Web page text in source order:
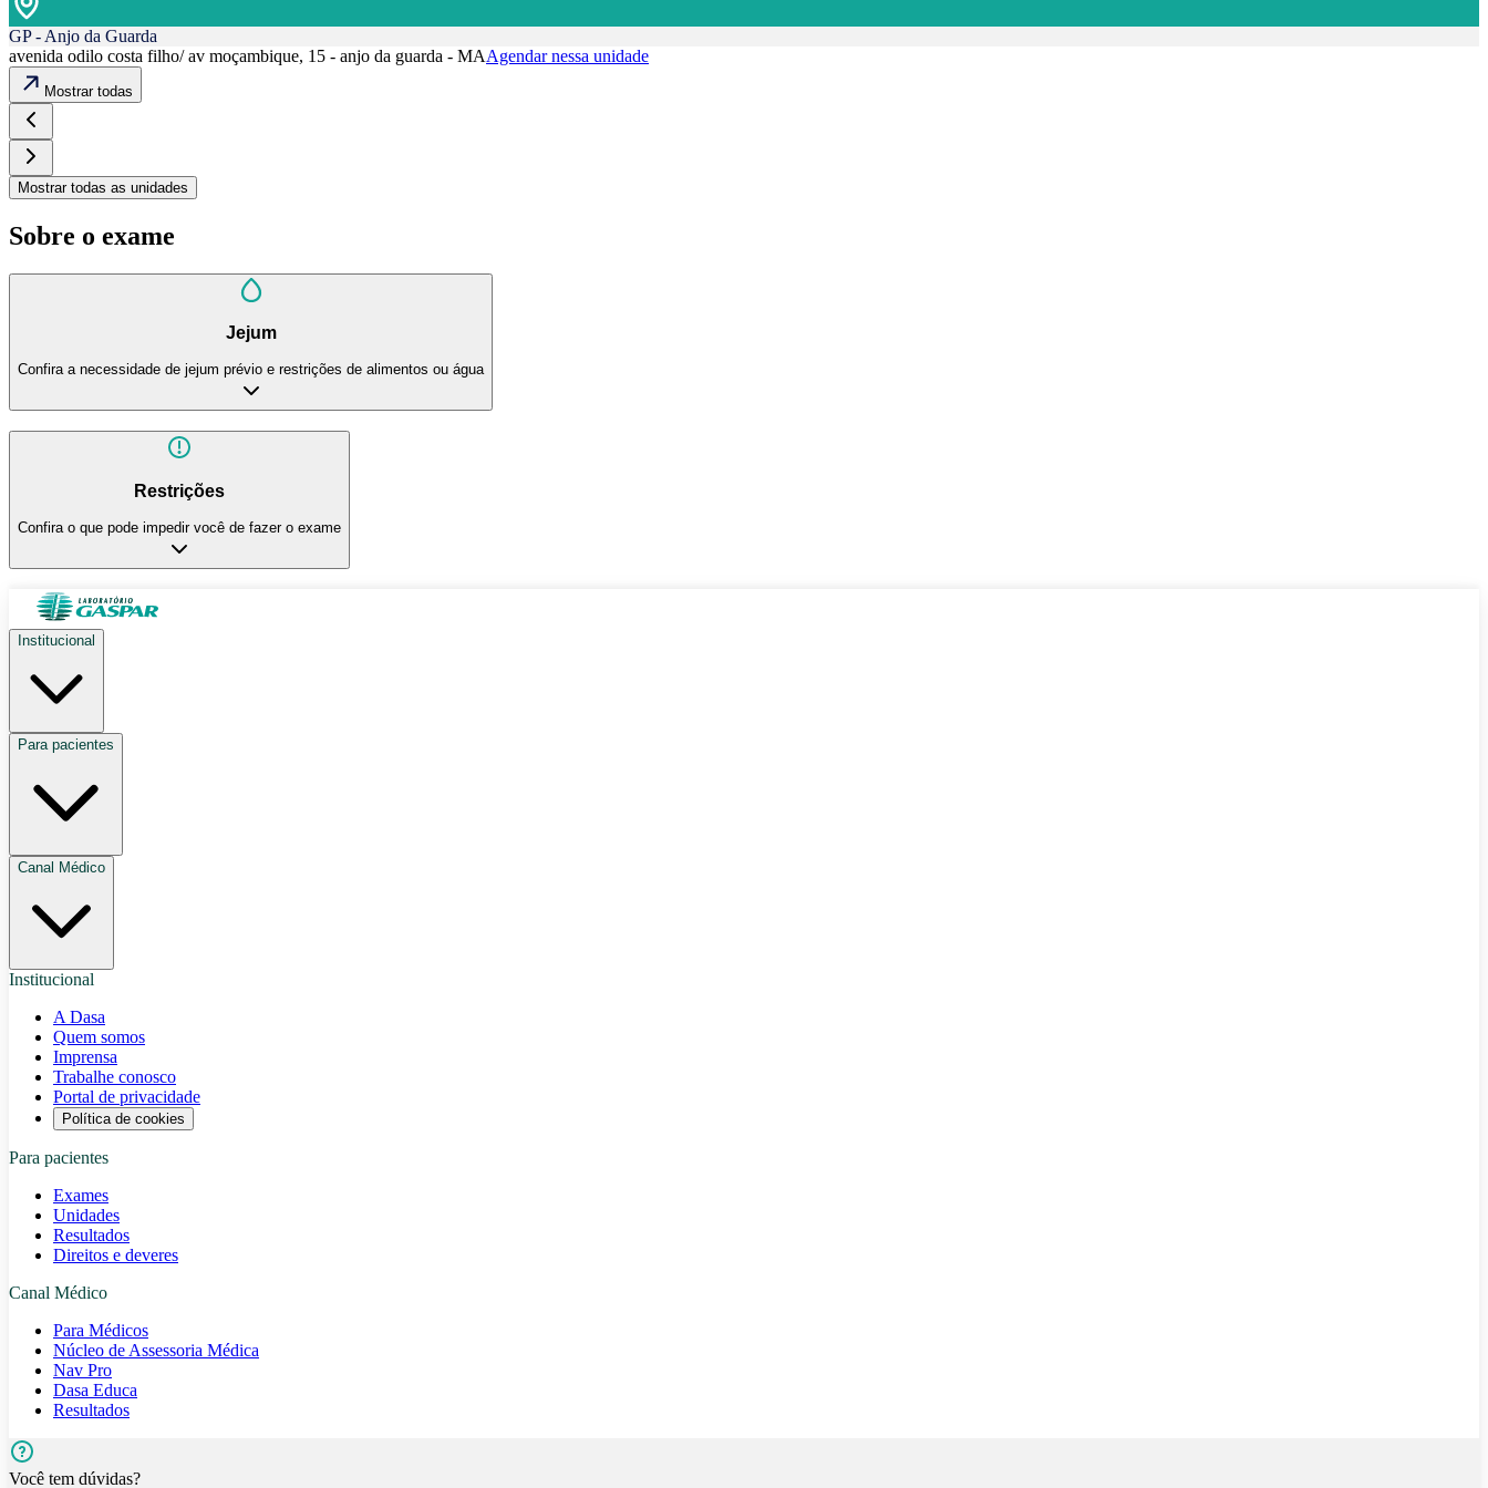
GP - Anjo da Guarda
avenida odilo costa filho/ av moçambique, 15 - anjo da guarda - MAAgendar nessa unidade
Mostrar todas
Mostrar todas as unidades
Sobre o exame
Jejum
Confira a necessidade de jejum prévio e restrições de alimentos ou água
Restrições
Confira o que pode impedir você de fazer o exame
Institucional
Para pacientes
Canal Médico
Institucional
A Dasa
Quem somos
Imprensa
Trabalhe conosco
Portal de privacidade
Política de cookies
Para pacientes
Exames
Unidades
Resultados
Direitos e deveres
Canal Médico
Para Médicos
Núcleo de Assessoria Médica
Nav Pro
Dasa Educa
Resultados
Você tem dúvidas?